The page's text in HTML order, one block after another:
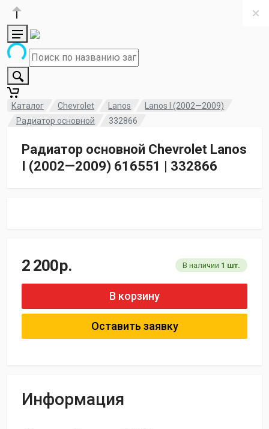
Каталог Chevrolet Lanos
Lanos I (2002—2009)
Радиатор основной
332866
Радиатор основной Chevrolet Lanos
I (2002—2009) 616551 | 332866
2 200р. В наличии 1 шт.
В корзину
Оставить заявку
Информация